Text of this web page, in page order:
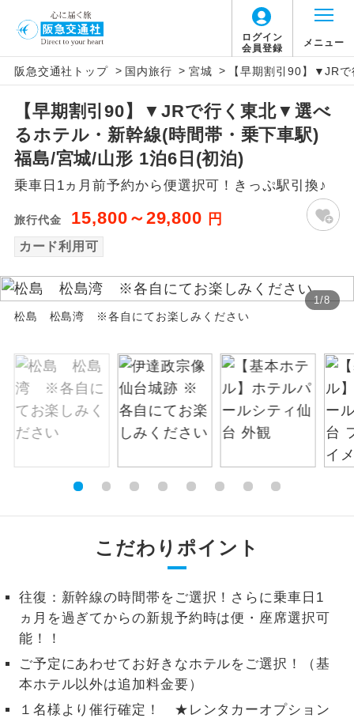
ログイン
会員登録
メニュー
阪急交通社トップ > 国内旅行 > 宮城 > 【早期割引90】▼JR
【早期割引90】▼JRで行く東北▼選べ
るホテル・新幹線(時間帯・乗下車駅)
福島/宮城/山形 1泊6日(初泊)
乗車日1ヵ月前予約から便選択可！きっぷ駅引換♪
旅行代金 15,800～29,800 円
カード利用可
1/8
松島 松島湾 ※各自にてお楽しみください
こだわりポイント
往復：新幹線の時間帯をご選択！さらに乗車日1
ヵ月を過ぎてからの新規予約時は便・座席選択可
能！！
ご予定にあわせてお好きなホテルをご選択！（基
本ホテル以外は追加料金要）
１名様より催行確定！ ★レンタカーオプション
アイコン 説明
添乗員同行
往路出発空港（駅）から復路到着空港
（駅）まで同行します。
現地添乗員同
行
現地到着空港（駅）から最終日出発空港
（駅）まで添乗員が同行します。
務
バスガイドが乗務し、車内での観光案内
新コース 初登場のコースです。
絶景 絶景スポットに立ち寄るコースです。
温泉地にも宿泊するコースです。
ご宿泊ホテルに露天風呂が付いていま
す。
大浴場
く）
お部屋食
お部屋にてゆっくりとお召し上がりいた
トラベルイヤ
ホン
周りの音を気にせず、ガイドさんの説明